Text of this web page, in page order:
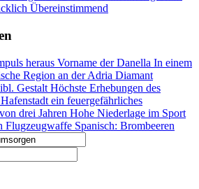
Übereinstimmend
heraus Vorname der Danella In einem
Region an der Adria Diamant
Gestalt Höchste Erhebungen des
ein feuergefährliches
drei Jahren Hohe Niederlage im Sport
Flugzeugwaffe Spanisch: Brombeeren